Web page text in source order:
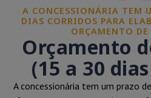
A CONCESSIONÁRIA TEM
DIAS CORRIDOS PARA
ORÇAMENTO
Orçamento
(15 a 30
A concessionária tem um prazo